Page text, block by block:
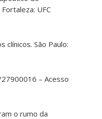
UFC
clínicos. São Paulo:
– Acesso
o rumo da